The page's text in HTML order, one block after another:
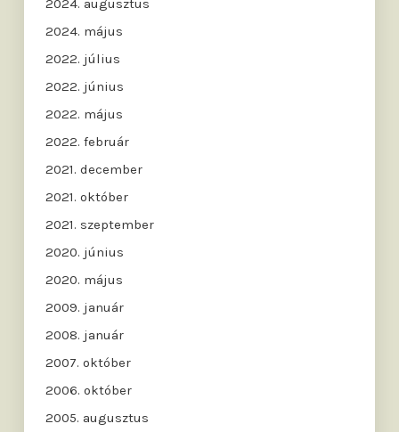
2024. augusztus
2024. május
2022. július
2022. június
2022. május
2022. február
2021. december
2021. október
2021. szeptember
2020. június
2020. május
2009. január
2008. január
2007. október
2006. október
2005. augusztus